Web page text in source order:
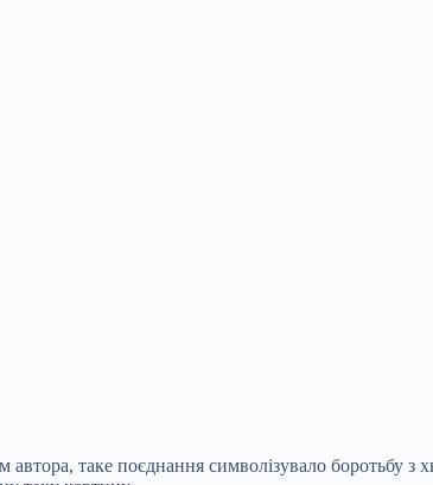
автора, таке поєднання символізувало боротьбу